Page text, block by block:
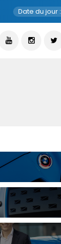
Date du jour :